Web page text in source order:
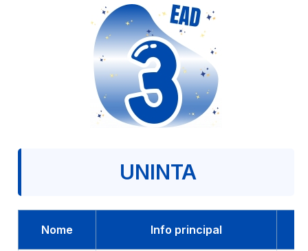
UNINTA
Nome Info principal